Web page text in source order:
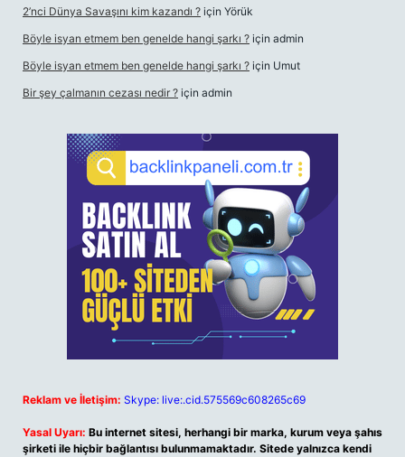
2’nci Dünya Savaşını kim kazandı ? için Yörük
Böyle isyan etmem ben genelde hangi şarkı ? için admin
Böyle isyan etmem ben genelde hangi şarkı ? için Umut
Bir şey çalmanın cezası nedir ? için admin
Reklam ve İletişim: Skype: live:.cid.575569c608265c69
Yasal Uyarı: Bu internet sitesi, herhangi bir marka, kurum veya şahıs
şirketi ile hiçbir bağlantısı bulunmamaktadır. Sitede yalnızca kendi